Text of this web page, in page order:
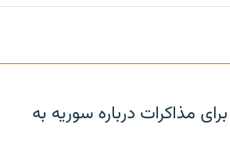
مذاکرات درباره سوریه به